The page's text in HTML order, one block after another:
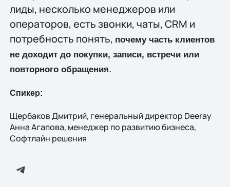
лиды, несколько менеджеров или
операторов, есть звонки, чаты, CRM и
потребность понять, почему часть клиентов
не доходит до покупки, записи, встречи или
повторного обращения.
Спикер:
Щербаков Дмитрий, генеральный директор Deeray
Анна Агапова, менеджер по развитию бизнеса,
Софтлайн решения